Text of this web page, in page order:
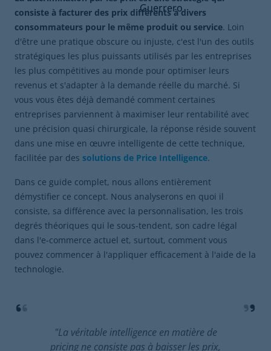
consiste à facturer des prix différents à divers
consommateurs pour le même produit ou service. Loin
d'être une pratique obscure ou injuste, c'est l'un des outils
stratégiques les plus puissants utilisés par les entreprises
les plus compétitives au monde pour optimiser leurs
revenus et s'adapter à la demande réelle du marché. Si
vous vous êtes déjà demandé comment certaines
entreprises parviennent à maximiser leur rentabilité avec
une précision quasi chirurgicale, la réponse réside souvent
dans une mise en œuvre intelligente de cette technique,
facilitée par des solutions de Price Intelligence.
Dans ce guide complet, nous allons entièrement
démystifier ce concept. Nous analyserons en quoi il
consiste, sa différence avec la personnalisation, les trois
degrés théoriques qui le sous-tendent, son cadre légal
dans l'e-commerce actuel et, surtout, comment vous
pouvez commencer à l'appliquer efficacement à l'aide de la
technologie.
"La véritable intelligence en matière de
pricing ne consiste pas à baisser les prix,